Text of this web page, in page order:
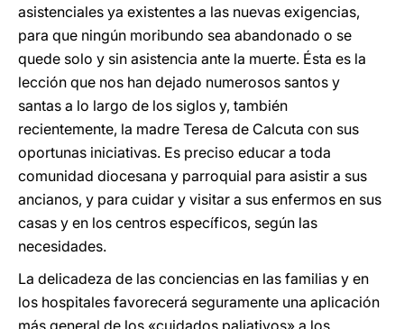
asistenciales ya existentes a las nuevas exigencias,
para que ningún moribundo sea abandonado o se
quede solo y sin asistencia ante la muerte. Ésta es la
lección que nos han dejado numerosos santos y
santas a lo largo de los siglos y, también
recientemente, la madre Teresa de Calcuta con sus
oportunas iniciativas. Es preciso educar a toda
comunidad diocesana y parroquial para asistir a sus
ancianos, y para cuidar y visitar a sus enfermos en sus
casas y en los centros específicos, según las
necesidades.
La delicadeza de las conciencias en las familias y en
los hospitales favorecerá seguramente una aplicación
más general de los «cuidados paliativos» a los